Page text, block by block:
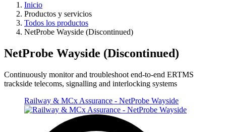
Inicio
Productos y servicios
Todos los productos
NetProbe Wayside (Discontinued)
NetProbe Wayside (Discontinued)
Continuously monitor and troubleshoot end-to-end ERTMS
trackside telecoms, signalling and interlocking systems
Railway & MCx Assurance - NetProbe Wayside